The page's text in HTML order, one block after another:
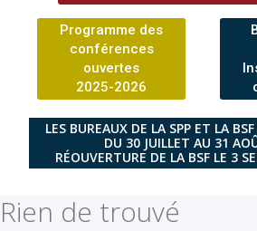
Programme des
conférences
ouvertes
2025-2026
LES BUREAUX DE LA SPP ET LA
DU 30 JUILLET AU 31
RÉOUVERTURE DE LA BSF LE 3
Rien de trouvé